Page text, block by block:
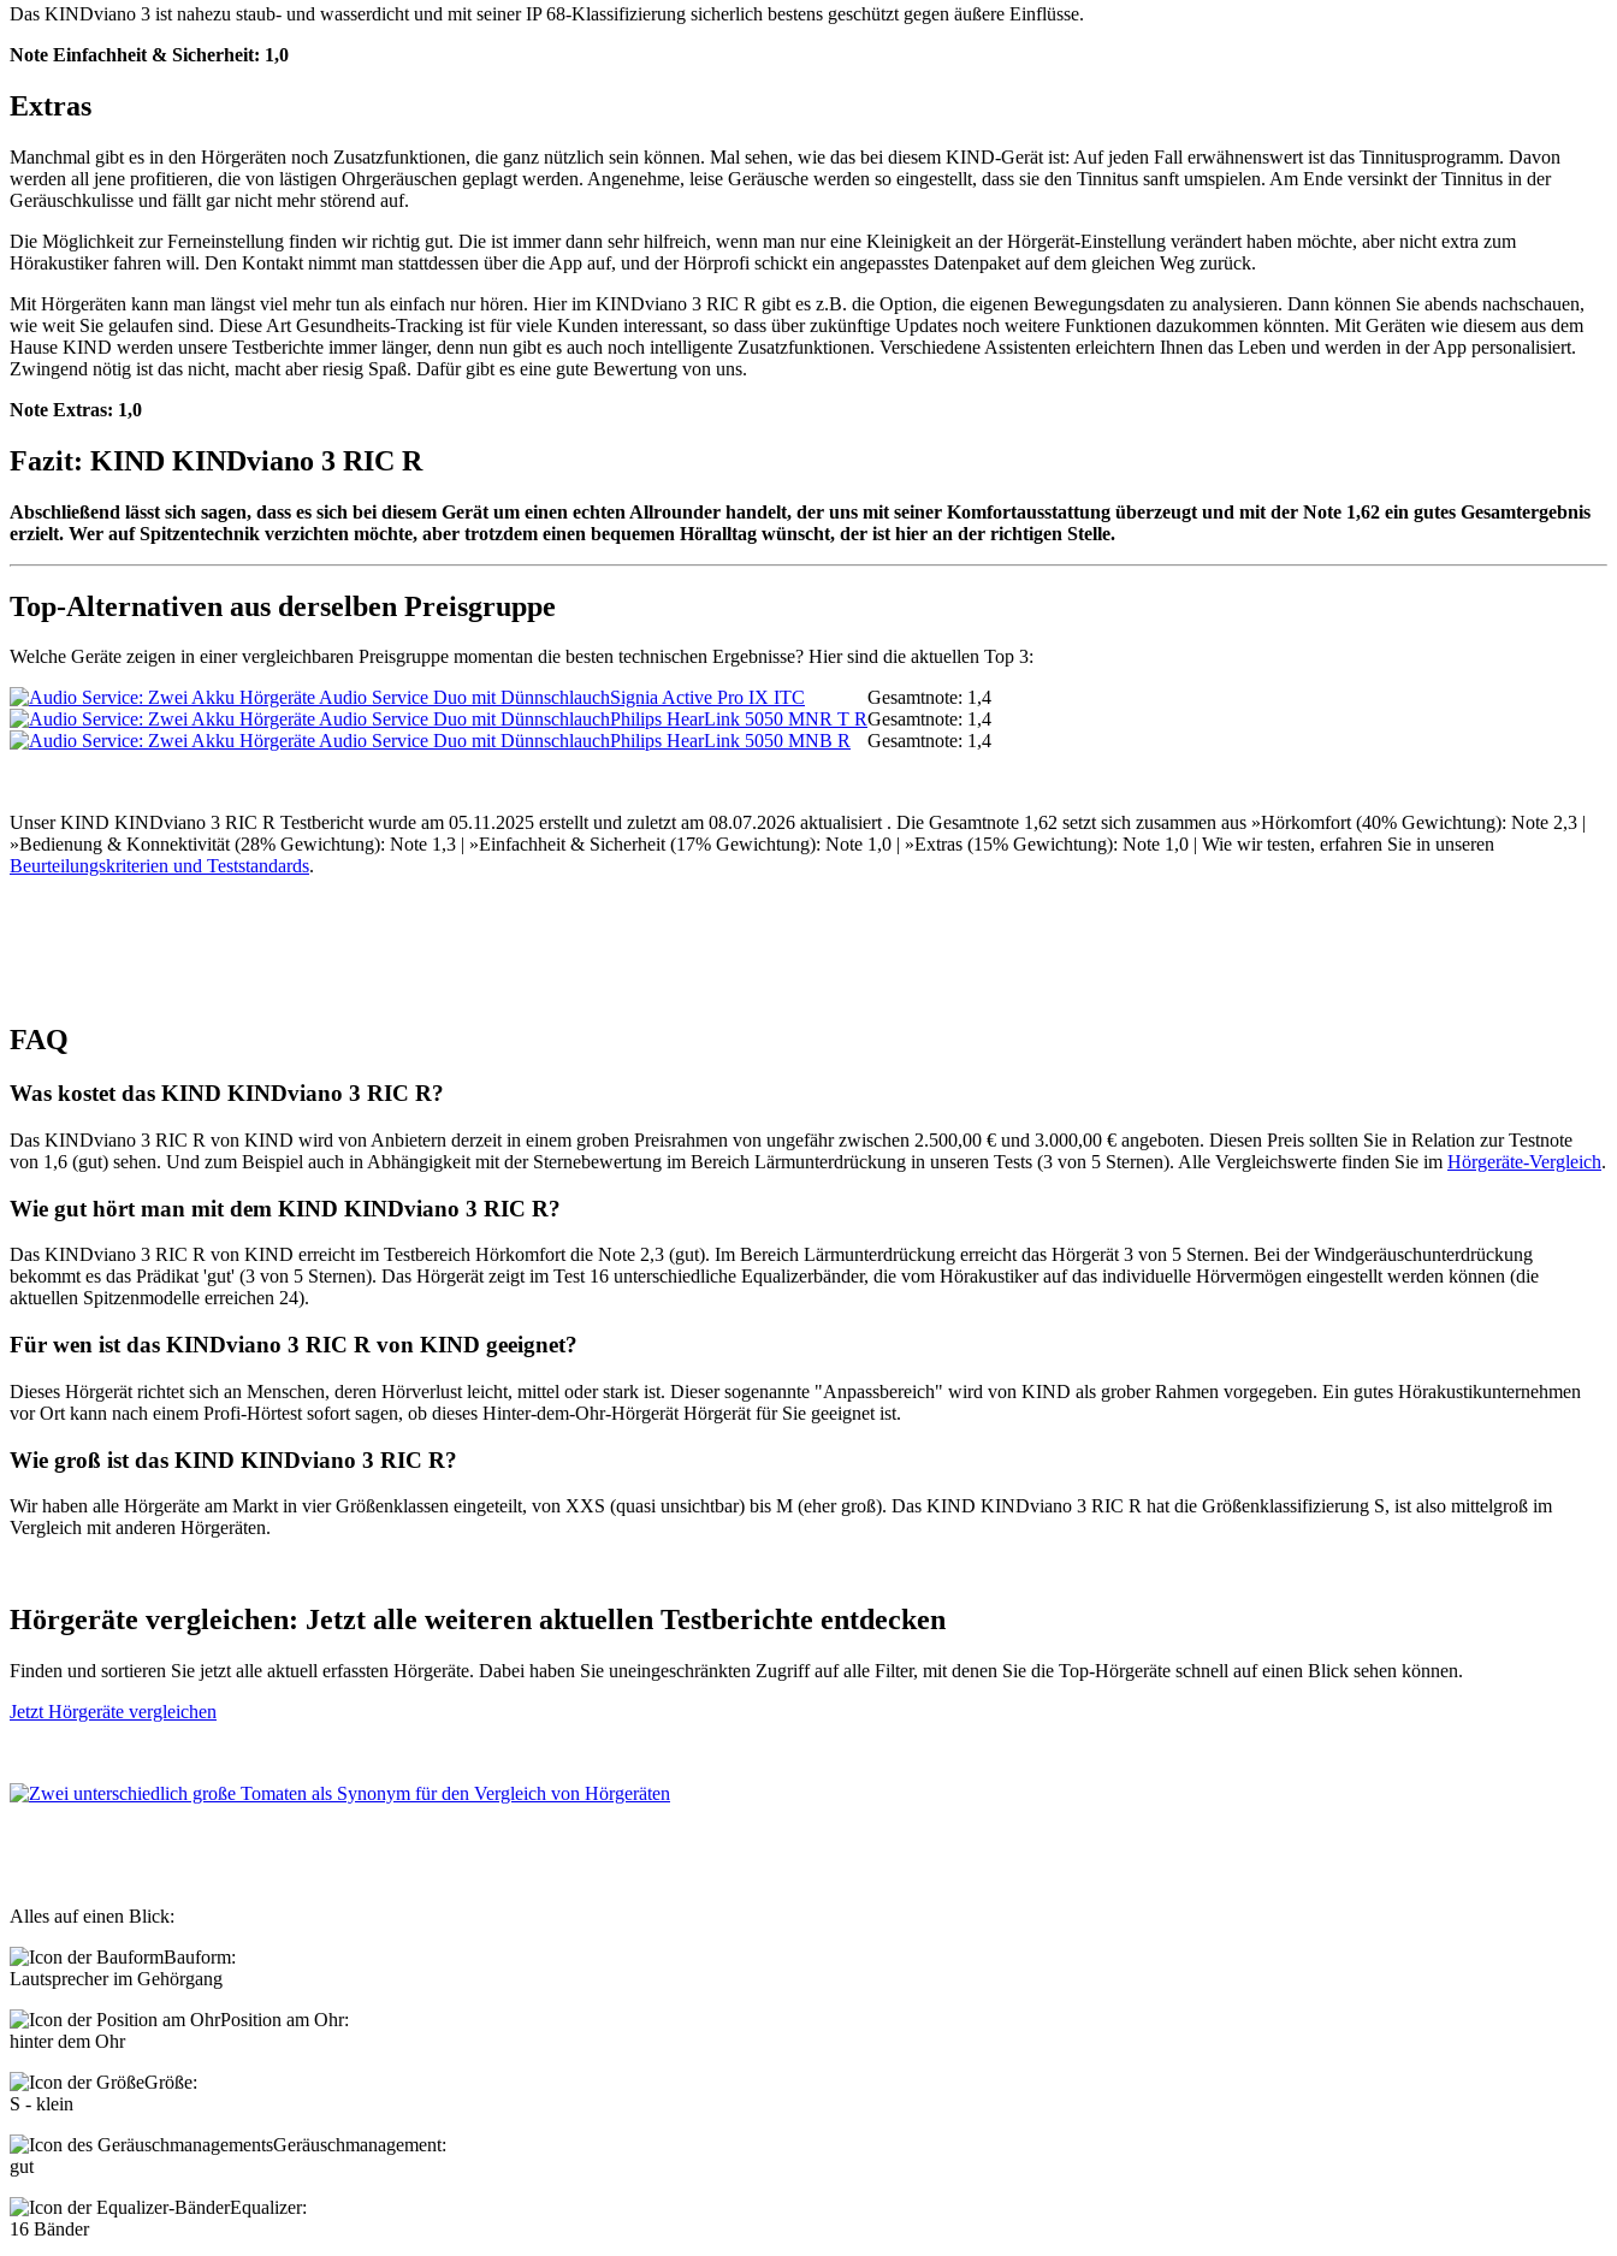
Das KINDviano 3 ist nahezu staub- und wasserdicht und mit seiner IP 68-Klassifizierung sicherlich bestens geschützt gegen äußere Einflüsse.
Note Einfachheit & Sicherheit: 1,0
Extras
Manchmal gibt es in den Hörgeräten noch Zusatzfunktionen, die ganz nützlich sein können. Mal sehen, wie das bei diesem KIND-Gerät ist: Auf jeden Fall erwähnenswert ist das Tinnitusprogramm. Davon
werden all jene profitieren, die von lästigen Ohrgeräuschen geplagt werden. Angenehme, leise Geräusche werden so eingestellt, dass sie den Tinnitus sanft umspielen. Am Ende versinkt der Tinnitus in der
Geräuschkulisse und fällt gar nicht mehr störend auf.
Die Möglichkeit zur Ferneinstellung finden wir richtig gut. Die ist immer dann sehr hilfreich, wenn man nur eine Kleinigkeit an der Hörgerät-Einstellung verändert haben möchte, aber nicht extra zum
Hörakustiker fahren will. Den Kontakt nimmt man stattdessen über die App auf, und der Hörprofi schickt ein angepasstes Datenpaket auf dem gleichen Weg zurück.
Mit Hörgeräten kann man längst viel mehr tun als einfach nur hören. Hier im KINDviano 3 RIC R gibt es z.B. die Option, die eigenen Bewegungsdaten zu analysieren. Dann können Sie abends nachschauen,
wie weit Sie gelaufen sind. Diese Art Gesundheits-Tracking ist für viele Kunden interessant, so dass über zukünftige Updates noch weitere Funktionen dazukommen könnten. Mit Geräten wie diesem aus dem
Hause KIND werden unsere Testberichte immer länger, denn nun gibt es auch noch intelligente Zusatzfunktionen. Verschiedene Assistenten erleichtern Ihnen das Leben und werden in der App personalisiert.
Zwingend nötig ist das nicht, macht aber riesig Spaß. Dafür gibt es eine gute Bewertung von uns.
Note Extras: 1,0
Fazit: KIND KINDviano 3 RIC R
Abschließend lässt sich sagen, dass es sich bei diesem Gerät um einen echten Allrounder handelt, der uns mit seiner Komfortausstattung überzeugt und mit der Note 1,62 ein gutes Gesamtergebnis
erzielt. Wer auf Spitzentechnik verzichten möchte, aber trotzdem einen bequemen Höralltag wünscht, der ist hier an der richtigen Stelle.
Top-Alternativen aus derselben Preisgruppe
Welche Geräte zeigen in einer vergleichbaren Preisgruppe momentan die besten technischen Ergebnisse? Hier sind die aktuellen Top 3:
Signia Active Pro IX ITC
Gesamtnote: 1,4
Philips HearLink 5050 MNR T RGesamtnote: 1,4
Philips HearLink 5050 MNB R
Gesamtnote: 1,4
Unser KIND KINDviano 3 RIC R Testbericht wurde am 05.11.2025 erstellt und zuletzt am 08.07.2026 aktualisiert . Die Gesamtnote 1,62 setzt sich zusammen aus »Hörkomfort (40% Gewichtung): Note 2,3 |
»Bedienung & Konnektivität (28% Gewichtung): Note 1,3 | »Einfachheit & Sicherheit (17% Gewichtung): Note 1,0 | »Extras (15% Gewichtung): Note 1,0 | Wie wir testen, erfahren Sie in unseren
Beurteilungskriterien und Teststandards.
FAQ
Was kostet das KIND KINDviano 3 RIC R?
Das KINDviano 3 RIC R von KIND wird von Anbietern derzeit in einem groben Preisrahmen von ungefähr zwischen 2.500,00 € und 3.000,00 € angeboten. Diesen Preis sollten Sie in Relation zur Testnote
von 1,6 (gut) sehen. Und zum Beispiel auch in Abhängigkeit mit der Sternebewertung im Bereich Lärmunterdrückung in unseren Tests (3 von 5 Sternen). Alle Vergleichswerte finden Sie im Hörgeräte-Vergleich.
Wie gut hört man mit dem KIND KINDviano 3 RIC R?
Das KINDviano 3 RIC R von KIND erreicht im Testbereich Hörkomfort die Note 2,3 (gut). Im Bereich Lärmunterdrückung erreicht das Hörgerät 3 von 5 Sternen. Bei der Windgeräuschunterdrückung
bekommt es das Prädikat 'gut' (3 von 5 Sternen). Das Hörgerät zeigt im Test 16 unterschiedliche Equalizerbänder, die vom Hörakustiker auf das individuelle Hörvermögen eingestellt werden können (die
aktuellen Spitzenmodelle erreichen 24).
Für wen ist das KINDviano 3 RIC R von KIND geeignet?
Dieses Hörgerät richtet sich an Menschen, deren Hörverlust leicht, mittel oder stark ist. Dieser sogenannte "Anpassbereich" wird von KIND als grober Rahmen vorgegeben. Ein gutes Hörakustikunternehmen
vor Ort kann nach einem Profi-Hörtest sofort sagen, ob dieses Hinter-dem-Ohr-Hörgerät Hörgerät für Sie geeignet ist.
Wie groß ist das KIND KINDviano 3 RIC R?
Wir haben alle Hörgeräte am Markt in vier Größenklassen eingeteilt, von XXS (quasi unsichtbar) bis M (eher groß). Das KIND KINDviano 3 RIC R hat die Größenklassifizierung S, ist also mittelgroß im
Vergleich mit anderen Hörgeräten.
Hörgeräte vergleichen: Jetzt alle weiteren aktuellen Testberichte entdecken
Finden und sortieren Sie jetzt alle aktuell erfassten Hörgeräte. Dabei haben Sie uneingeschränkten Zugriff auf alle Filter, mit denen Sie die Top-Hörgeräte schnell auf einen Blick sehen können.
Jetzt Hörgeräte vergleichen
Alles auf einen Blick:
Bauform:
Lautsprecher im Gehörgang
Position am Ohr:
hinter dem Ohr
Größe:
S - klein
Geräuschmanagement:
gut
Equalizer:
16 Bänder